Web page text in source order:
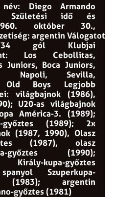
név: Diego Armando
Születési idő és
október 30.,
argentin Válogatottság:
34 gól Klubjai
Los Cebollitas,
Juniors, Boca Juniors,
Napoli, Sevilla,
Old Boys Legjobb
világbajnok (1986),
U20-as világbajnok
América-3. (1989);
győztes (1989); 2x
(1987, 1990), Olasz
(1987), olasz
győztes (1990);
kupa-győztes
Szuperkupa-
(1983); argentin
győztes (1981)